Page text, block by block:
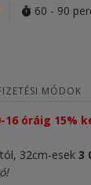
60 - 90
MÓDOK
16 óráig 15%
32cm-esek 3